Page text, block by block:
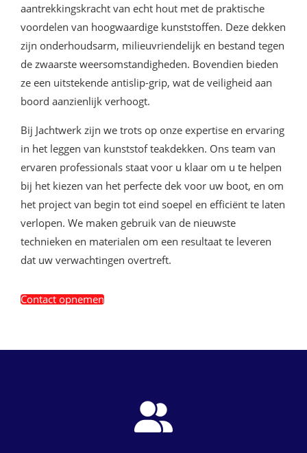
aantrekkingskracht van echt hout met de praktische
voordelen van hoogwaardige kunststoffen. Deze dekken
zijn onderhoudsarm, milieuvriendelijk en bestand tegen
de zwaarste weersomstandigheden. Bovendien bieden
ze een uitstekende antislip-grip, wat de veiligheid aan
boord aanzienlijk verhoogt.
Bij Jachtwerk zijn we trots op onze expertise en ervaring
in het leggen van kunststof teakdekken. Ons team van
ervaren professionals staat voor u klaar om u te helpen
bij het kiezen van het perfecte dek voor uw boot, en om
het project van begin tot eind soepel en efficiënt te laten
verlopen. We maken gebruik van de nieuwste
technieken en materialen om een resultaat te leveren
dat uw verwachtingen overtreft.
Contact opnemen